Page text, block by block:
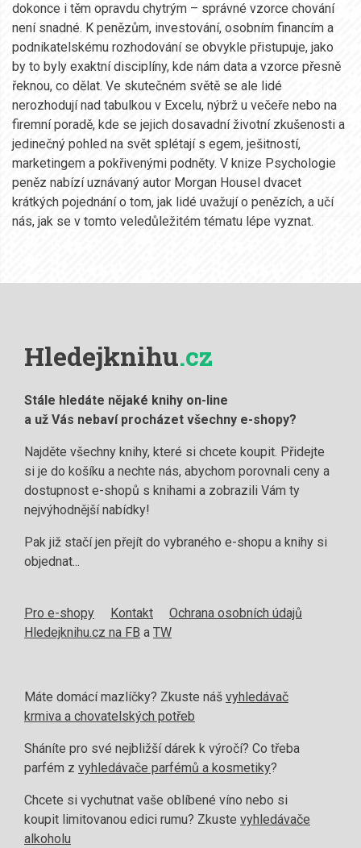
dokonce i těm opravdu chytrým – správné vzorce chování
není snadné. K penězům, investování, osobním financím a
podnikatelskému rozhodování se obvykle přistupuje, jako
by to byly exaktní disciplíny, kde nám data a vzorce přesně
řeknou, co dělat. Ve skutečném světě se ale lidé
nerozhodují nad tabulkou v Excelu, nýbrž u večeře nebo na
firemní poradě, kde se jejich dosavadní životní zkušenosti a
jedinečný pohled na svět splétají s egem, ješitností,
marketingem a pokřivenými podněty. V knize Psychologie
peněz nabízí uznávaný autor Morgan Housel dvacet
krátkých pojednání o tom, jak lidé uvažují o penězích, a učí
nás, jak se v tomto veledůležitém tématu lépe vyznat.
Hledejknihu.cz
Stále hledáte nějaké knihy on-line
a už Vás nebaví procházet všechny e-shopy?
Najděte všechny knihy, které si chcete koupit. Přidejte
si je do košíku a nechte nás, abychom porovnali ceny a
dostupnost e-shopů s knihami a zobrazili Vám ty
nejvýhodnější nabídky!
Pak již stačí jen přejít do vybraného e-shopu a knihy si
objednat...
Pro e-shopy Kontakt
Ochrana osobních údajů
Hledejknihu.cz na FB a TW
Máte domácí mazlíčky? Zkuste náš vyhledávač
krmiva a chovatelských potřeb
Sháníte pro své nejbližší dárek k výročí? Co třeba
parfém z vyhledávače parfémů a kosmetiky?
Chcete si vychutnat vaše oblíbené víno nebo si
koupit limitovanou edici rumu? Zkuste vyhledávače
alkoholu